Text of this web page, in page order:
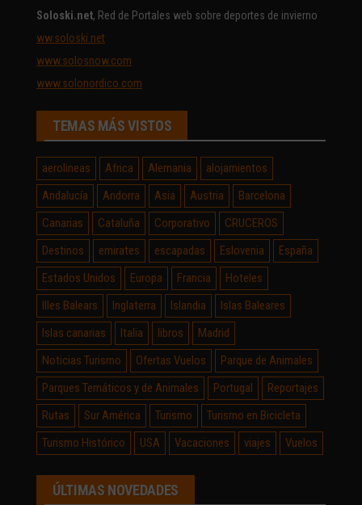
Soloski.net, Red de Portales web sobre deportes de invierno
ww.soloski.net
www.solosnow.com
www.solonordico.com
TEMAS MÁS VISTOS
aerolineas Africa Alemania
alojamientos
Andalucía
Andorra Asia Austria
Barcelona
Canarias
Cataluña Corporativo
CRUCEROS
Destinos
emirates escapadas Eslovenia
España
Estados Unidos
Europa Francia
Hoteles
Illes Balears
Inglaterra Islandia
Islas Baleares
Islas canarias
Italia libros
Madrid
Noticias Turismo
Ofertas Vuelos
Parque de Animales
Parques Temáticos y de Animales
Portugal
Reportajes
Rutas
Sur América Turismo
Turismo en Bicicleta
Turismo Histórico
USA Vacaciones viajes Vuelos
ÚLTIMAS NOVEDADES